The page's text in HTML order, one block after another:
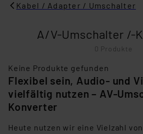
Kabel / Adapter / Umschalter
A/V-Umschalter /-
0 Produkte
Keine Produkte gefunden
Flexibel sein, Audio- und
vielfältig nutzen – AV-
Konverter
Heute nutzen wir eine Vielzahl